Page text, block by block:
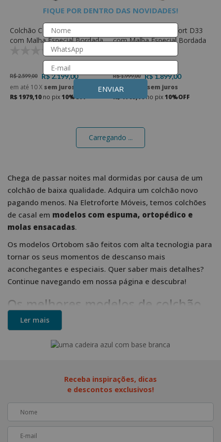
Colchão Casal Comfort D45
com Malha Especial Bordada
(0)
R$ 2.599,00
R$ 2.199,00
em até 10X sem juros
R$ 1979,10no pix10%OFF
Colchão Casal Comfort D33
com Malha Especial Bordada
R$ 1.999,00
R$ 1.899,00
em até
sem juros
R$ 1709,10no pix10%OFF
Carregando ...
Chega de passar noites mal dormidas por causa de um
colchão de baixa qualidade. Adquira um colchão novo
pagando menos. Na Eletroforte Móveis, temos colchões
de casal em modelos com espuma, ortopédico e
molas ensacadas.
Os modelos Ortobom são feitos com alta tecnologia para
tornar os seus momentos de descanso mais
aconchegantes e especiais. Quer saber mais detalhes?
Continue navegando em nossa página e descubra!
Os melhores modelos de colchão
de casal estão na Eletroforte
Móveis
Não adianta procurar, os móveis com melhor custo-
opções de colchões e camas de casal para deixar o seu
quarto elegante e confortável.
Contamos com modelos de colchões de casal com
espumas de alta qualidade em diferentes níveis de
firmeza:espumas D20, D33 e D45. Mas não para por aí!
Ler mais
Receba inspirações, dicas
e descontos exclusivos!
FIQUE POR DENTRO DAS NOVIDADES!
ENVIAR